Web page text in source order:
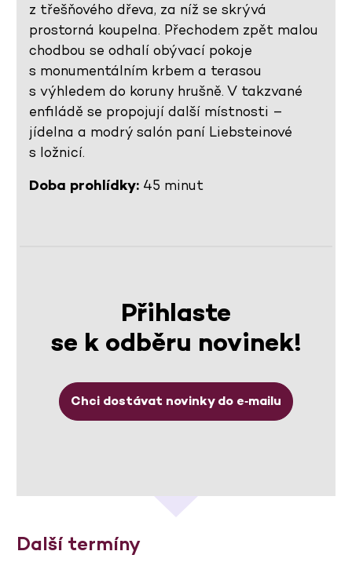
z třešňového dřeva, za níž se skrývá
prostorná koupelna. Přechodem zpět malou
chodbou se odhalí obývací pokoje
s monumentálním krbem a terasou
s výhledem do koruny hrušně. V takzvané
enfiládě se propojují další místnosti –
jídelna a modrý salón paní Liebsteinové
s ložnicí.
Doba prohlídky: 45 minut
Přihlaste
se k odběru novinek!
Chci dostávat novinky do e‑mailu
Další termíny